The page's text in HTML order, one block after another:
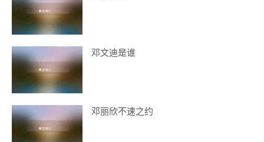
邓文迪是谁
邓丽欣不速之约